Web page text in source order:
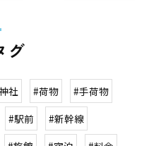
グ
社 #荷物
#手荷物
#駅前
#新幹線